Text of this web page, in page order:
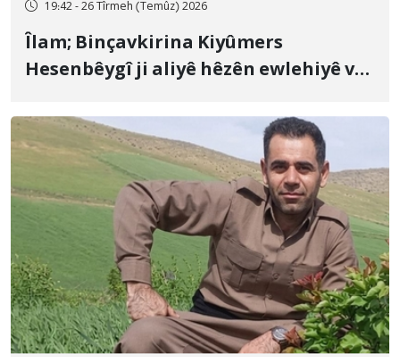
19:42 - 26 Tîrmeh (Temûz) 2026
Îlam; Binçavkirina Kiyûmers
Hesenbêygî ji aliyê hêzên ewlehiyê ve